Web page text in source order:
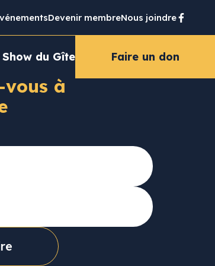
Devenir membreNous joindre
Show du Gîte Faire un don
à